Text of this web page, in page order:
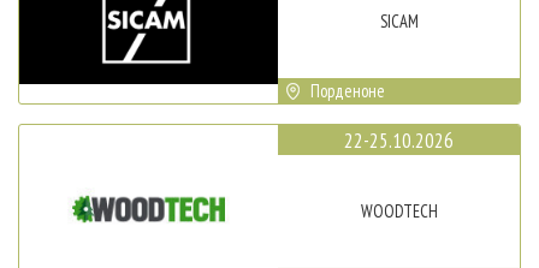
SICAM
Порденоне
22-25.10.2026
WOODTECH